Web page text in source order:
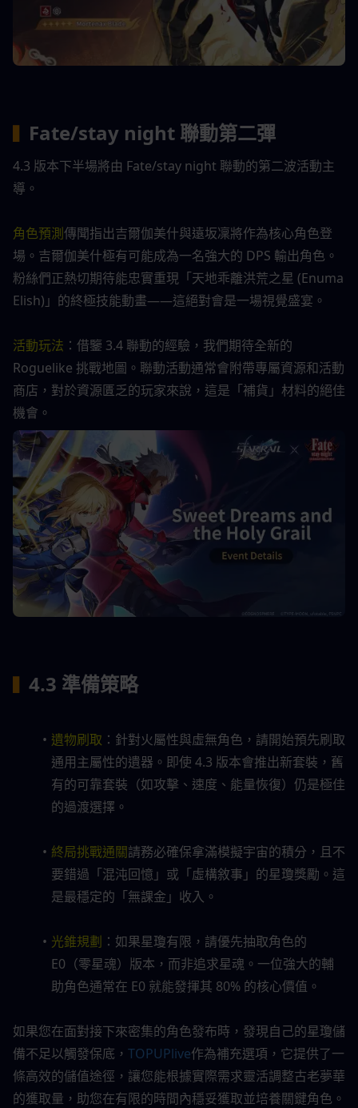
Fate/stay night 聯動第二彈
4.3 版本下半場將由 Fate/stay night 聯動的第二波活動主
導。
角色預測傳聞指出吉爾伽美什與遠坂凜將作為核心角色登
場。吉爾伽美什極有可能成為一名強大的 DPS 輸出角色。
粉絲們正熱切期待能忠實重現「天地乖離洪荒之星 (Enuma
Elish)」的終極技能動畫——這絕對會是一場視覺盛宴。
活動玩法 ：借鑒 3.4 聯動的經驗，我們期待全新的
Roguelike 挑戰地圖。聯動活動通常會附帶專屬資源和活動
商店，對於資源匱乏的玩家來說，這是「補貨」材料的絕佳
機會。
4.3 準備策略
遺物刷取 ：針對火屬性與虛無角色，請開始預先刷取
通用主屬性的遺器。即使 4.3 版本會推出新套裝，舊
有的可靠套裝（如攻擊、速度、能量恢復）仍是極佳
的過渡選擇。
終局挑戰通關請務必確保拿滿模擬宇宙的積分，且不
要錯過「混沌回憶」或「虛構敘事」的星瓊獎勵。這
是最穩定的「無課金」收入。
光錐規劃 ：如果星瓊有限，請優先抽取角色的
E0（零星魂）版本，而非追求星魂。一位強大的輔
助角色通常在 E0 就能發揮其 80% 的核心價值。
如果您在面對接下來密集的角色發布時，發現自己的星瓊儲
備不足以觸發保底， TOPUPlive作為補充選項，它提供了一
條高效的儲值途徑，讓您能根據實際需求靈活調整古老夢華
的獲取量，助您在有限的時間內穩妥獲取並培養關鍵角色。